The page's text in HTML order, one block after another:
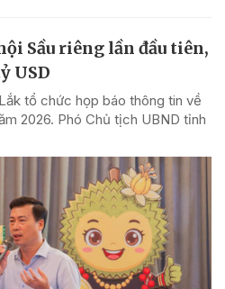
Sầu riêng lần đầu tiên,
USD
tổ chức họp báo thông tin về
2026. Phó Chủ tịch UBND tỉnh